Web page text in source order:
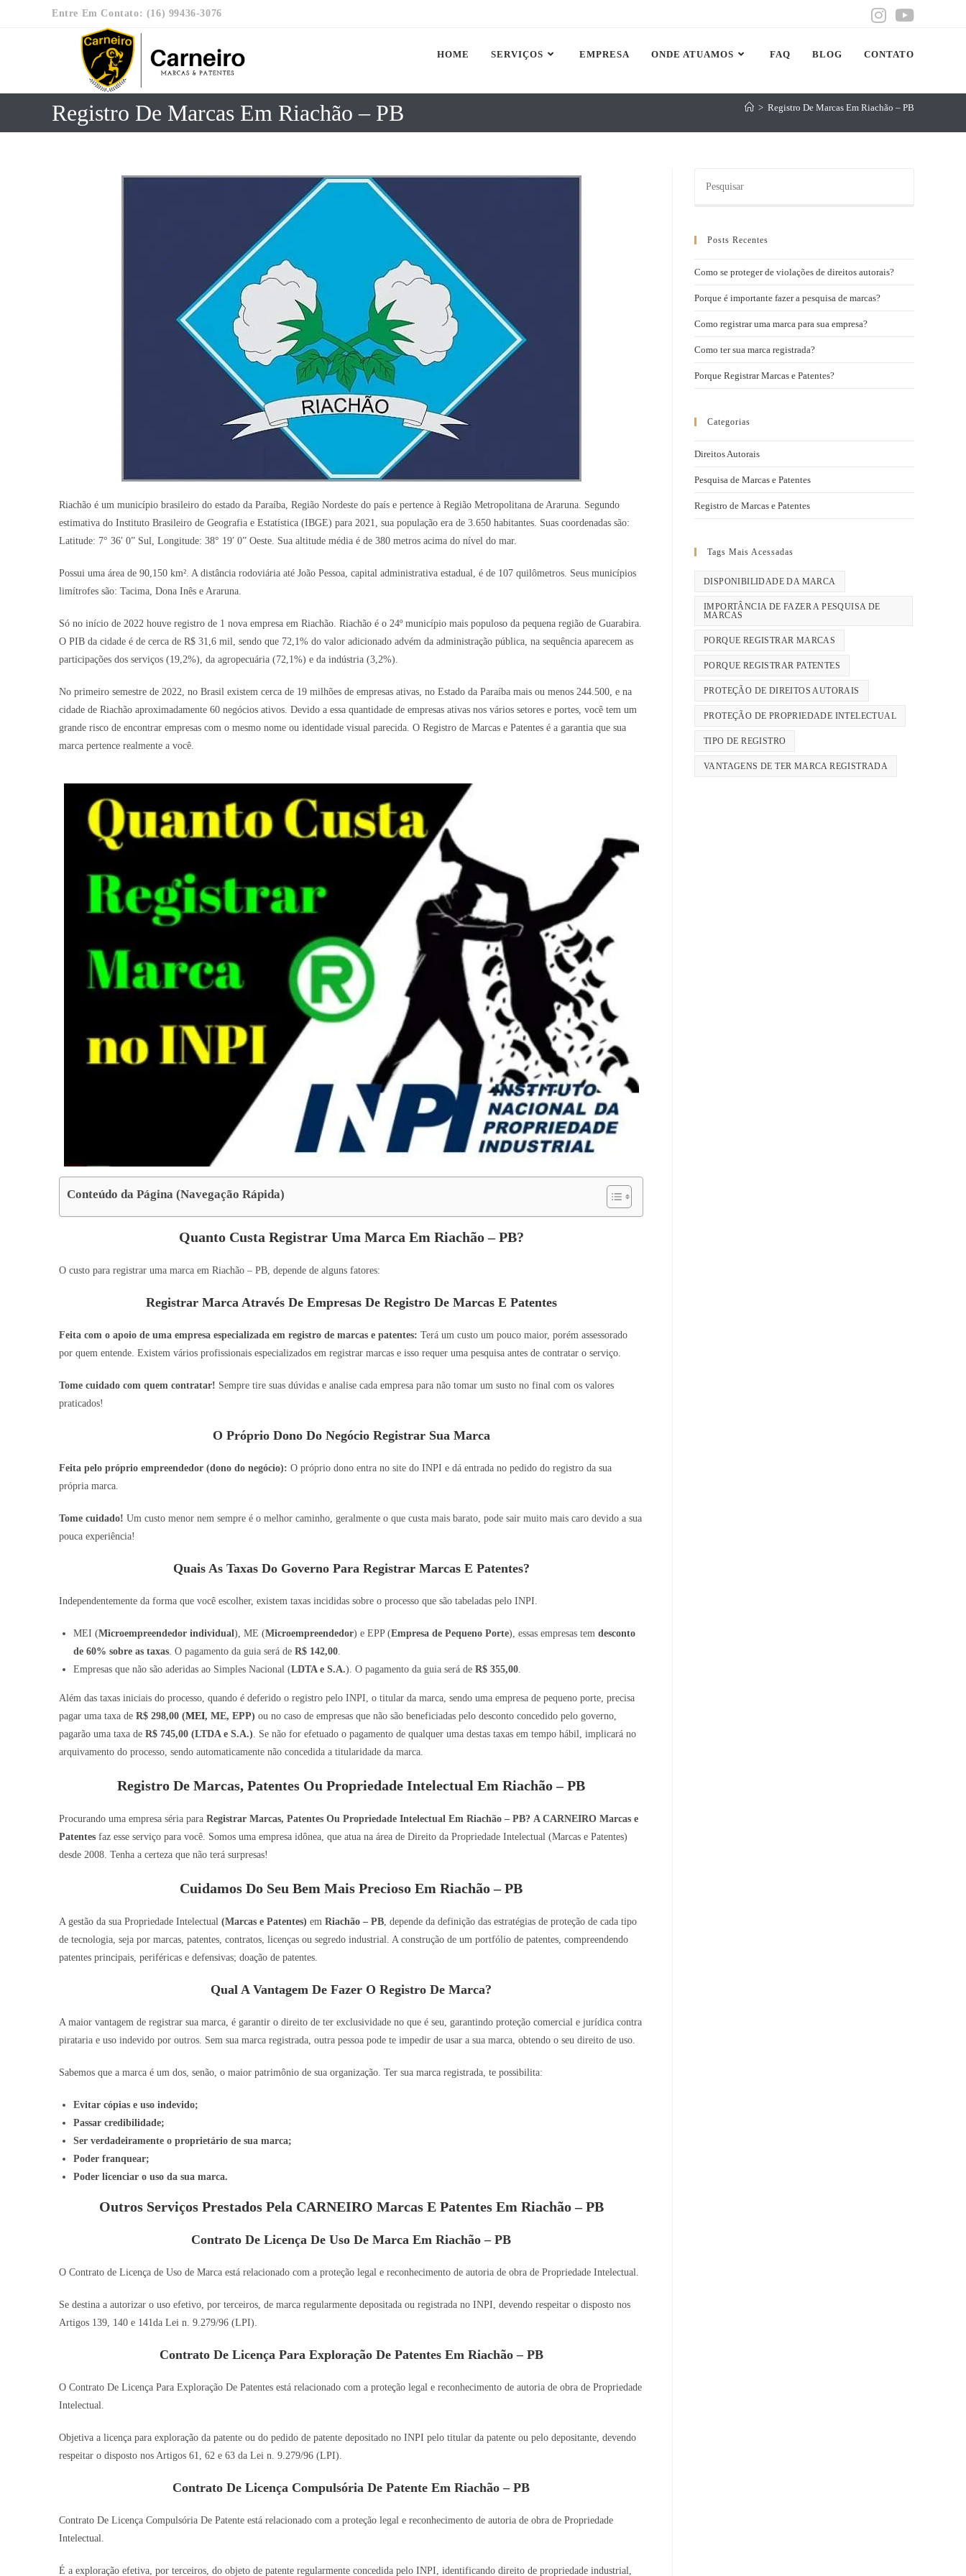
Entre Em Contato: (16) 99436-3076
HOME SERVIÇOS EMPRESA ONDE ATUAMOS FAQ BLOG CONTATO
Registro De Marcas Em Riachão – PB > Registro De Marcas Em Riachão – PB
Riachão é um município brasileiro do estado da Paraíba, Região Nordeste do país e pertence à Região Metropolitana de Araruna. Segundo
estimativa do Instituto Brasileiro de Geografia e Estatística (IBGE) para 2021, sua população era de 3.650 habitantes. Suas coordenadas são:
Latitude: 7° 36′ 0” Sul, Longitude: 38° 19′ 0” Oeste. Sua altitude média é de 380 metros acima do nível do mar.
Possui uma área de 90,150 km². A distância rodoviária até João Pessoa, capital administrativa estadual, é de 107 quilômetros. Seus municípios
limítrofes são: Tacima, Dona Inês e Araruna.
Só no início de 2022 houve registro de 1 nova empresa em Riachão. Riachão é o 24º município mais populoso da pequena região de Guarabira.
O PIB da cidade é de cerca de R$ 31,6 mil, sendo que 72,1% do valor adicionado advém da administração pública, na sequência aparecem as
participações dos serviços (19,2%), da agropecuária (72,1%) e da indústria (3,2%).
No primeiro semestre de 2022, no Brasil existem cerca de 19 milhões de empresas ativas, no Estado da Paraíba mais ou menos 244.500, e na
cidade de Riachão aproximadamente 60 negócios ativos. Devido a essa quantidade de empresas ativas nos vários setores e portes, você tem um
grande risco de encontrar empresas com o mesmo nome ou identidade visual parecida. O Registro de Marcas e Patentes é a garantia que sua
marca pertence realmente a você.
Conteúdo da Página (Navegação Rápida)
Quanto Custa Registrar Uma Marca Em Riachão – PB?
O custo para registrar uma marca em Riachão – PB, depende de alguns fatores:
Registrar Marca Através De Empresas De Registro De Marcas E Patentes
Feita com o apoio de uma empresa especializada em registro de marcas e patentes: Terá um custo um pouco maior, porém assessorado
por quem entende. Existem vários profissionais especializados em registrar marcas e isso requer uma pesquisa antes de contratar o serviço.
Tome cuidado com quem contratar! Sempre tire suas dúvidas e analise cada empresa para não tomar um susto no final com os valores
praticados!
O Próprio Dono Do Negócio Registrar Sua Marca
Feita pelo próprio empreendedor (dono do negócio): O próprio dono entra no site do INPI e dá entrada no pedido do registro da sua
própria marca.
Tome cuidado! Um custo menor nem sempre é o melhor caminho, geralmente o que custa mais barato, pode sair muito mais caro devido a sua
pouca experiência!
Quais As Taxas Do Governo Para Registrar Marcas E Patentes?
Independentemente da forma que você escolher, existem taxas incididas sobre o processo que são tabeladas pelo INPI.
MEI (Microempreendedor individual), ME (Microempreendedor) e EPP (Empresa de Pequeno Porte), essas empresas tem desconto
de 60% sobre as taxas . O pagamento da guia será de R$ 142,00
Empresas que não são aderidas ao Simples Nacional (LDTA e S.A.). O pagamento da guia será de R$ 355,00
Além das taxas iniciais do processo, quando é deferido o registro pelo INPI, o titular da marca, sendo uma empresa de pequeno porte, precisa
pagar uma taxa de R$ 298,00 (MEI, ME, EPP) ou no caso de empresas que não são beneficiadas pelo desconto concedido pelo governo,
pagarão uma taxa de R$ 745,00 (LTDA e S.A.) . Se não for efetuado o pagamento de qualquer uma destas taxas em tempo hábil, implicará no
arquivamento do processo, sendo automaticamente não concedida a titularidade da marca.
Registro De Marcas, Patentes Ou Propriedade Intelectual Em Riachão – PB
Procurando uma empresa séria para Registrar Marcas, Patentes Ou Propriedade Intelectual Em Riachão – PB? A CARNEIRO Marcas e
Patentes faz esse serviço para você. Somos uma empresa idônea, que atua na área de Direito da Propriedade Intelectual (Marcas e Patentes)
desde 2008. Tenha a certeza que não terá surpresas!
Cuidamos Do Seu Bem Mais Precioso Em Riachão – PB
A gestão da sua Propriedade Intelectual (Marcas e Patentes) em Riachão – PB , depende da definição das estratégias de proteção de cada tipo
de tecnologia, seja por marcas, patentes, contratos, licenças ou segredo industrial. A construção de um portfólio de patentes, compreendendo
patentes principais, periféricas e defensivas; doação de patentes.
Qual A Vantagem De Fazer O Registro De Marca?
A maior vantagem de registrar sua marca, é garantir o direito de ter exclusividade no que é seu, garantindo proteção comercial e jurídica contra
pirataria e uso indevido por outros. Sem sua marca registrada, outra pessoa pode te impedir de usar a sua marca, obtendo o seu direito de uso.
Sabemos que a marca é um dos, senão, o maior patrimônio de sua organização. Ter sua marca registrada, te possibilita:
Evitar cópias e uso indevido;
Passar credibilidade;
Ser verdadeiramente o proprietário de sua marca;
Poder franquear;
Poder licenciar o uso da sua marca.
Outros Serviços Prestados Pela CARNEIRO Marcas E Patentes Em Riachão – PB
Contrato De Licença De Uso De Marca Em Riachão – PB
O Contrato de Licença de Uso de Marca está relacionado com a proteção legal e reconhecimento de autoria de obra de Propriedade Intelectual.
Se destina a autorizar o uso efetivo, por terceiros, de marca regularmente depositada ou registrada no INPI, devendo respeitar o disposto nos
Artigos 139, 140 e 141da Lei n. 9.279/96 (LPI).
Contrato De Licença Para Exploração De Patentes Em Riachão – PB
O Contrato De Licença Para Exploração De Patentes está relacionado com a proteção legal e reconhecimento de autoria de obra de Propriedade
Intelectual.
Objetiva a licença para exploração da patente ou do pedido de patente depositado no INPI pelo titular da patente ou pelo depositante, devendo
respeitar o disposto nos Artigos 61, 62 e 63 da Lei n. 9.279/96 (LPI).
Contrato De Licença Compulsória De Patente Em Riachão – PB
Contrato De Licença Compulsória De Patente está relacionado com a proteção legal e reconhecimento de autoria de obra de Propriedade
Intelectual.
É a exploração efetiva, por terceiros, do objeto de patente regularmente concedida pelo INPI, identificando direito de propriedade industrial,
Posts Recentes
Como se proteger de violações de direitos autorais?
Porque é importante fazer a pesquisa de marcas?
Como registrar uma marca para sua empresa?
Como ter sua marca registrada?
Porque Registrar Marcas e Patentes?
Categorias
Direitos Autorais
Pesquisa de Marcas e Patentes
Registro de Marcas e Patentes
Tags Mais Acessadas
DISPONIBILIDADE DA MARCA
IMPORTÂNCIA DE FAZER A PESQUISA DE
MARCAS
PORQUE REGISTRAR MARCAS
PORQUE REGISTRAR PATENTES
PROTEÇÃO DE DIREITOS AUTORAIS
PROTEÇÃO DE PROPRIEDADE INTELECTUAL
TIPO DE REGISTRO
VANTAGENS DE TER MARCA REGISTRADA